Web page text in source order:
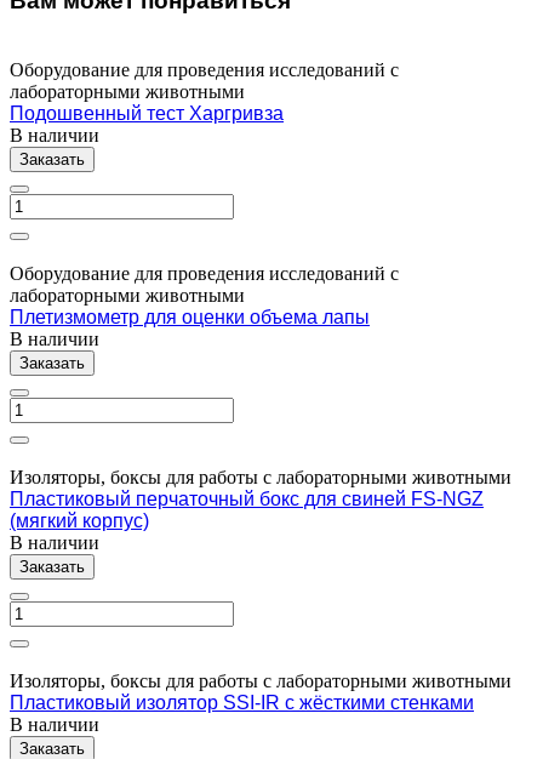
Оборудование для проведения исследований с
лабораторными животными
Подошвенный тест Харгривза
В наличии
Заказать
Оборудование для проведения исследований с
лабораторными животными
Плетизмометр для оценки объема лапы
В наличии
Заказать
Изоляторы, боксы для работы с лабораторными животными
Пластиковый перчаточный бокс для свиней FS-NGZ
(мягкий корпус)
В наличии
Заказать
Изоляторы, боксы для работы с лабораторными животными
Пластиковый изолятор SSI-IR с жёсткими стенками
В наличии
Заказать